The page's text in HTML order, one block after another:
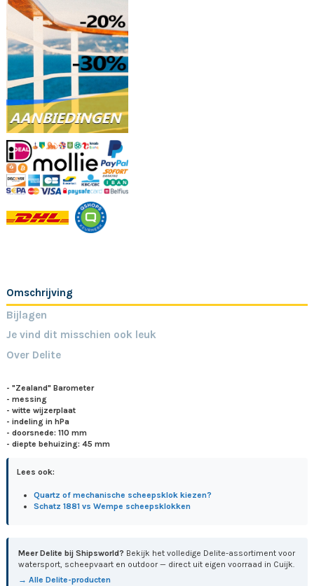
Omschrijving
Bijlagen
Je vind dit misschien ook leuk
Over Delite
- "Zealand" Barometer
- messing
- witte wijzerplaat
- indeling in hPa
- doorsnede: 110 mm
- diepte behuizing: 45 mm
Lees ook:
Quartz of mechanische scheepsklok kiezen?
Schatz 1881 vs Wempe scheepsklokken
Meer Delite bij Shipsworld? Bekijk het volledige Delite-assortiment voor
watersport, scheepvaart en outdoor — direct uit eigen voorraad in Cuijk.
→ Alle Delite-producten